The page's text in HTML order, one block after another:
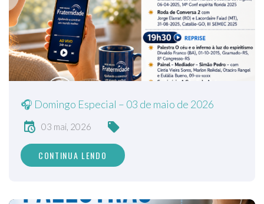
🎧 Domingo Especial – 03 de maio de 2026
03 mai, 2026
CONTINUA LENDO